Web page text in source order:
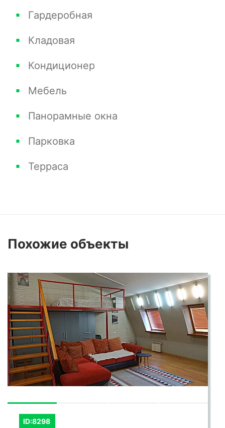
организации визита на объект, пожалуйста,
свяжитесь с нами.
Гардеробная
Кладовая
Кондиционер
Мебель
Панорамные окна
Парковка
Терраса
Похожие объекты
ID:8298